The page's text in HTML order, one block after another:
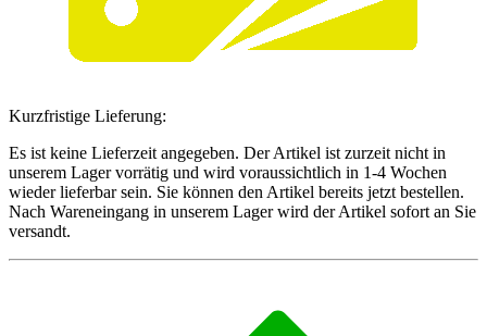
Kurzfristige Lieferung:
Es ist keine Lieferzeit angegeben. Der Artikel ist zurzeit nicht in
unserem Lager vorrätig und wird voraussichtlich in 1-4 Wochen
wieder lieferbar sein. Sie können den Artikel bereits jetzt bestellen.
Nach Wareneingang in unserem Lager wird der Artikel sofort an Sie
versandt.